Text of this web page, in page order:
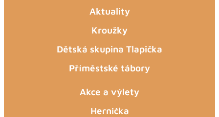
Aktuality
Kroužky
Dětská skupina Tlapička
Příměstské tábory
Akce a výlety
Hernička